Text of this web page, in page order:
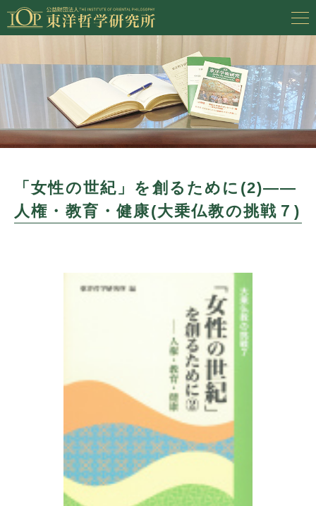
「女性の世紀」を創るために(2)――
人権・教育・健康(大乗仏教の挑戦７)